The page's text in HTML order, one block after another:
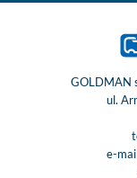
GOLDMAN
ul.
e-